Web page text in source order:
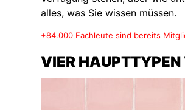
alles, was Sie wissen müssen.
+84.000 Fachleute sind bereits
VIER HAUPTTYPEN